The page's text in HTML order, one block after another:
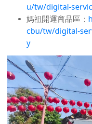
u/tw/digital-
媽祖開運商品區：
cbu/tw/digital-
y